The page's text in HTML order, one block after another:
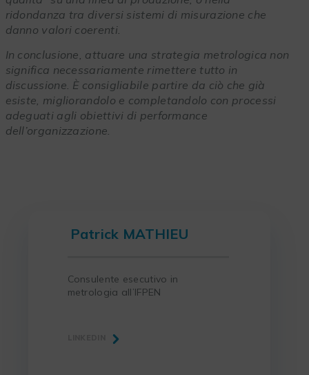
ridondanza tra diversi sistemi di misurazione che
danno valori coerenti.
In conclusione, attuare una strategia metrologica non
significa necessariamente rimettere tutto in
discussione. È consigliabile partire da ciò che già
esiste, migliorandolo e completandolo con processi
adeguati agli obiettivi di performance
dell’organizzazione.
Patrick MATHIEU
Consulente esecutivo in
metrologia all’IFPEN